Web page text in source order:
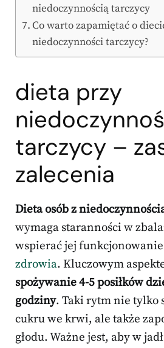
niedoczynnością tarczycy
Co warto zapamiętać o
niedoczynności tarczycy?
dieta przy
tarczycy –
zalecenia
Dieta osób z
wymaga staranności w
wspierać jej
zdrowia. Kluczowym
spożywanie 4-5 posiłków
godziny. Taki rytm nie tylko
cukru we krwi, ale także
głodu. Ważne jest, aby w